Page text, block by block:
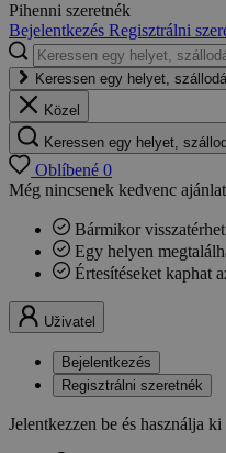
Pihenni szeretnék
Bejelentkezés Regisztrálni
Keressen egy helyet,
Közel
Keressen egy helyet,
Oblíbené 0
Még nincsenek kedvenc
Bármikor
Egy helyen
Értesítéseket kaphat
Uživatel
Bejelentkezés
Regisztrálni szeretnék
Jelentkezzen be és használja